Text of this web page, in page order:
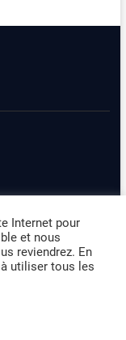
site
légales
Internet pour
et nous
reviendrez. En
utiliser tous les